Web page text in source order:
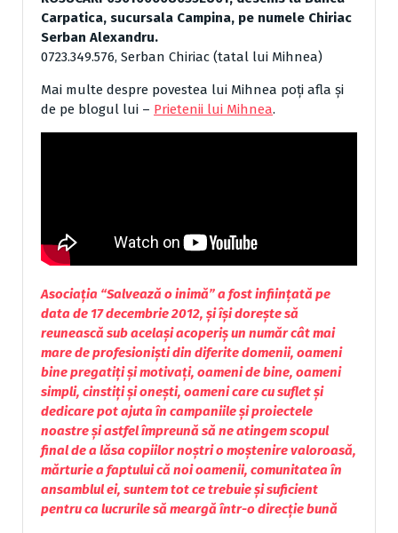
Carpatica, sucursala Campina, pe numele Chiriac
Serban Alexandru.
0723.349.576, Serban Chiriac (tatal lui Mihnea)
Mai multe despre povestea lui Mihnea poți afla și
de pe blogul lui – Prietenii lui Mihnea.
Asociația “Salvează o inimă” a fost inființată pe
data de 17 decembrie 2012, și își dorește să
reunească sub același acoperiș un număr cât mai
mare de profesioniști din diferite domenii, oameni
bine pregatiți și motivați, oameni de bine, oameni
simpli, cinstiți și onești, oameni care cu suflet și
dedicare pot ajuta în campaniile și proiectele
noastre și astfel împreună să ne atingem scopul
final de a lăsa copiilor noștri o moștenire valoroasă,
mărturie a faptului că noi oamenii, comunitatea în
ansamblul ei, suntem tot ce trebuie și suficient
pentru ca lucrurile să meargă într-o direcție bună